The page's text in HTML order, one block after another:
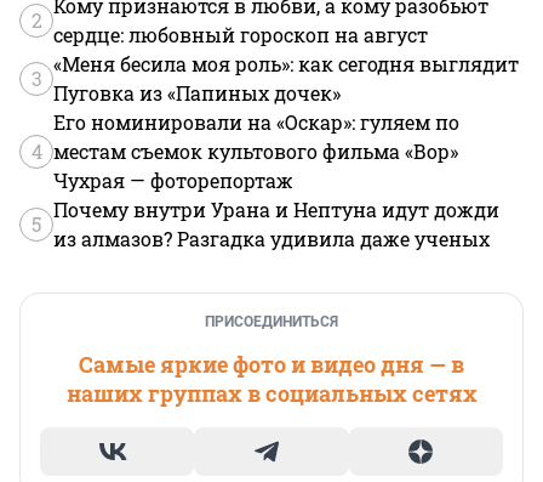
2
Кому признаются в любви, а кому разобьют
сердце: любовный гороскоп на август
3
«Меня бесила моя роль»: как сегодня выглядит
Пуговка из «Папиных дочек»
4
Его номинировали на «Оскар»: гуляем по
местам съемок культового фильма «Вор»
Чухрая — фоторепортаж
5
Почему внутри Урана и Нептуна идут дожди
из алмазов? Разгадка удивила даже ученых
ПРИСОЕДИНИТЬСЯ
Самые яркие фото и видео дня — в
наших группах в социальных сетях